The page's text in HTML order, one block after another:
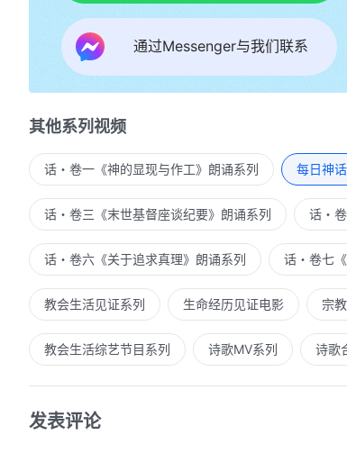
达的不仅有掺杂，而且表达出来的尽都是恶。
通过Messenger与我们联系
其他系列视频
话・卷一《神的显现与作工》朗诵系列 每日神
话・卷三《末世基督座谈纪要》朗诵系列 话・
话・卷六《关于追求真理》朗诵系列 话・卷七
教会生活见证系列 生命经历见证电影 宗
教会生活综艺节目系列 诗歌MV系列 诗歌
发表评论